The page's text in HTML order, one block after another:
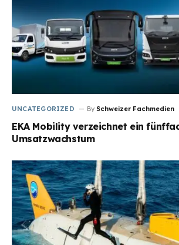
UNCATEGORIZED By Schweizer Fachmedien
EKA Mobility verzeichnet ein
Umsatzwachstum